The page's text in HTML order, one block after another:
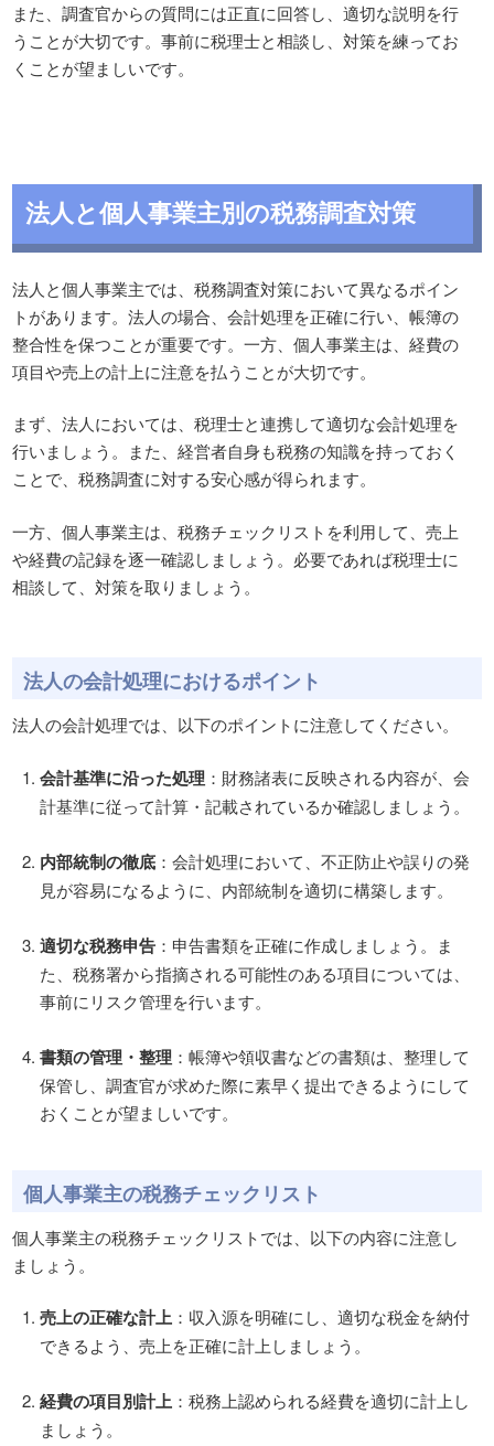
また、調査官からの質問には正直に回答し、適切な説明を行
うことが大切です。事前に税理士と相談し、対策を練ってお
くことが望ましいです。
法人と個人事業主別の税務調査対策
法人と個人事業主では、税務調査対策において異なるポイン
トがあります。法人の場合、会計処理を正確に行い、帳簿の
整合性を保つことが重要です。一方、個人事業主は、経費の
項目や売上の計上に注意を払うことが大切です。
まず、法人においては、税理士と連携して適切な会計処理を
行いましょう。また、経営者自身も税務の知識を持っておく
ことで、税務調査に対する安心感が得られます。
一方、個人事業主は、税務チェックリストを利用して、売上
や経費の記録を逐一確認しましょう。必要であれば税理士に
相談して、対策を取りましょう。
法人の会計処理におけるポイント
法人の会計処理では、以下のポイントに注意してください。
会計基準に沿った処理 ：財務諸表に反映される内容が、会
計基準に従って計算・記載されているか確認しましょう。
内部統制の徹底 ：会計処理において、不正防止や誤りの発
見が容易になるように、内部統制を適切に構築します。
適切な税務申告 ：申告書類を正確に作成しましょう。ま
た、税務署から指摘される可能性のある項目については、
事前にリスク管理を行います。
書類の管理・整理 ：帳簿や領収書などの書類は、整理して
保管し、調査官が求めた際に素早く提出できるようにして
おくことが望ましいです。
個人事業主の税務チェックリスト
個人事業主の税務チェックリストでは、以下の内容に注意し
ましょう。
売上の正確な計上 ：収入源を明確にし、適切な税金を納付
できるよう、売上を正確に計上しましょう。
経費の項目別計上 ：税務上認められる経費を適切に計上し
ましょう。